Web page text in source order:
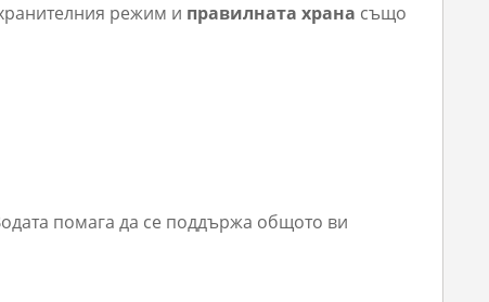
режим и правилната храна също
помага да се поддържа общото ви